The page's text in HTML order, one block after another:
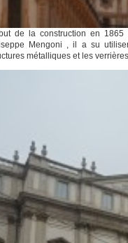
de la construction en
Mengoni , il a su
métalliques et les